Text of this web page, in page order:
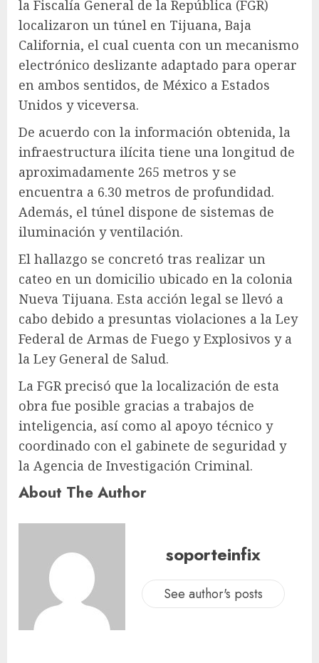
la Fiscalía General de la República (FGR)
localizaron un túnel en Tijuana, Baja
California, el cual cuenta con un mecanismo
electrónico deslizante adaptado para operar
en ambos sentidos, de México a Estados
Unidos y viceversa.
De acuerdo con la información obtenida, la
infraestructura ilícita tiene una longitud de
aproximadamente 265 metros y se
encuentra a 6.30 metros de profundidad.
Además, el túnel dispone de sistemas de
iluminación y ventilación.
El hallazgo se concretó tras realizar un
cateo en un domicilio ubicado en la colonia
Nueva Tijuana. Esta acción legal se llevó a
cabo debido a presuntas violaciones a la Ley
Federal de Armas de Fuego y Explosivos y a
la Ley General de Salud.
La FGR precisó que la localización de esta
obra fue posible gracias a trabajos de
inteligencia, así como al apoyo técnico y
coordinado con el gabinete de seguridad y
la Agencia de Investigación Criminal.
About The Author
soporteinfix
See author's posts